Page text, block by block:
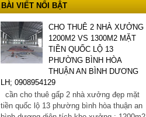
BÀI VIẾT NỔI BẬT
CHO THUÊ 2 NHÀ XƯỞNG
1200M2 VS 1300M2 MẶT
TIỀN QUỐC LỘ 13
PHƯỜNG BÌNH HÒA
THUẬN AN BÌNH DƯƠNG
LH; 0908954129
cần cho thuê gấp 2 nhà xưởng đẹp mặt
tiền quốc lộ 13 phường bình hòa thuận an